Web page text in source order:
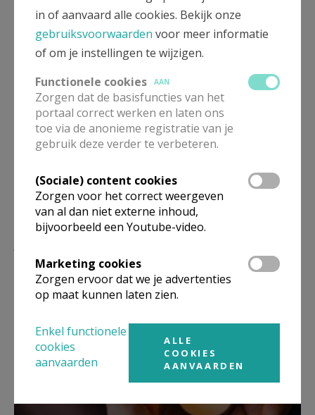
Palmzondag
Deel dit artikel
in of aanvaard alle cookies. Bekijk onze
gebruiksvoorwaarden voor meer informatie
of om je instellingen te wijzigen.
Functionele cookies
AAN
Zorgen dat de basisfuncties van het
portaal correct werken en laten ons
toe via de anonieme registratie van je
gebruik deze verder te verbeteren.
(Sociale) content cookies
Zorgen voor het correct weergeven
van al dan niet externe inhoud,
bijvoorbeeld een Youtube-video.
Marketing cookies
Zorgen ervoor dat we je advertenties
op maat kunnen laten zien.
Enkel functionele
cookies
aanvaarden
ALLE
COOKIES
AANVAARDEN